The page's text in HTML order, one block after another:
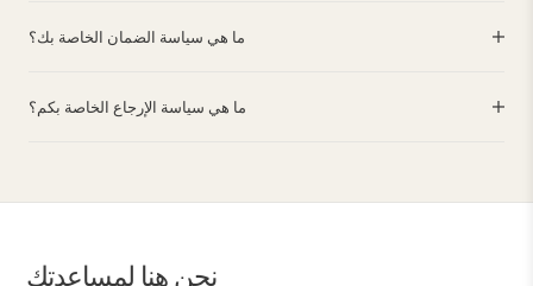
ما هي سياسة الضمان الخاصة بك؟
ما هي سياسة الإرجاع الخاصة بكم؟